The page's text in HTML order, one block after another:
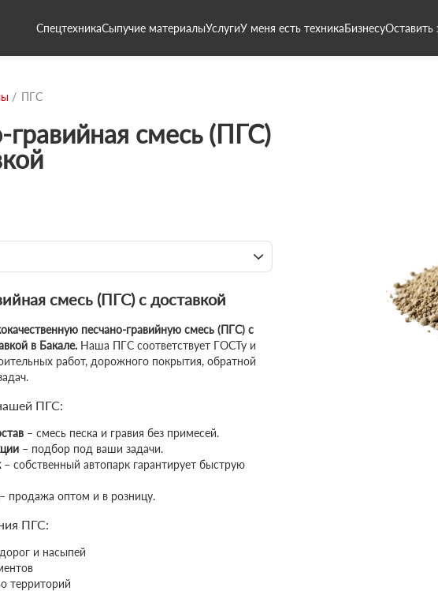
СпецтехникаСыпучие материалыУслугиУ меня есть техникаБизнесуОставить
ПГС
гравийная смесь (ПГС)
смесь (ПГС) с доставкой
песчано-гравийную смесь (ПГС) с
в Бакале. Наша ПГС соответствует ГОСТу и
работ, дорожного покрытия, обратной
ПГС:
– смесь песка и гравия без примесей.
– подбор под ваши задачи.
– собственный автопарк гарантирует быструю
– продажа оптом и в розницу.
ПГС:
и насыпей
территорий